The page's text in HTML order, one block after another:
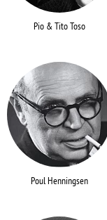
Pio & Tito Toso
Poul Henningsen